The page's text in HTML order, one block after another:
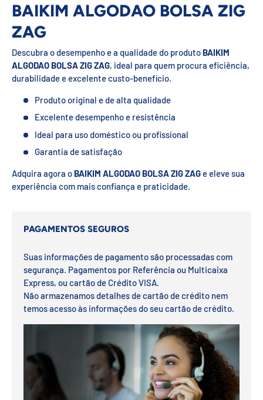
BAIKIM ALGODAO BOLSA ZIG
ZAG
Descubra o desempenho e a qualidade do produto BAIKIM
ALGODAO BOLSA ZIG ZAG, ideal para quem procura eficiência,
durabilidade e excelente custo-benefício.
Produto original e de alta qualidade
Excelente desempenho e resistência
Ideal para uso doméstico ou profissional
Garantia de satisfação
Adquira agora o BAIKIM ALGODAO BOLSA ZIG ZAGe eleve sua
experiência com mais confiança e praticidade.
PAGAMENTOS SEGUROS
Suas informações de pagamento são processadas com
segurança. Pagamentos por Referência ou Multicaixa
Express, ou cartão de Crédito VISA.
Não armazenamos detalhes de cartão de crédito nem
temos acesso às informações do seu cartão de crédito.